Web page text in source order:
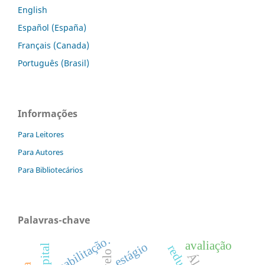
English
Español (España)
Français (Canada)
Português (Brasil)
Informações
Para Leitores
Para Autores
Para Bibliotecários
Palavras-chave
reabilitação.estágio avaliação